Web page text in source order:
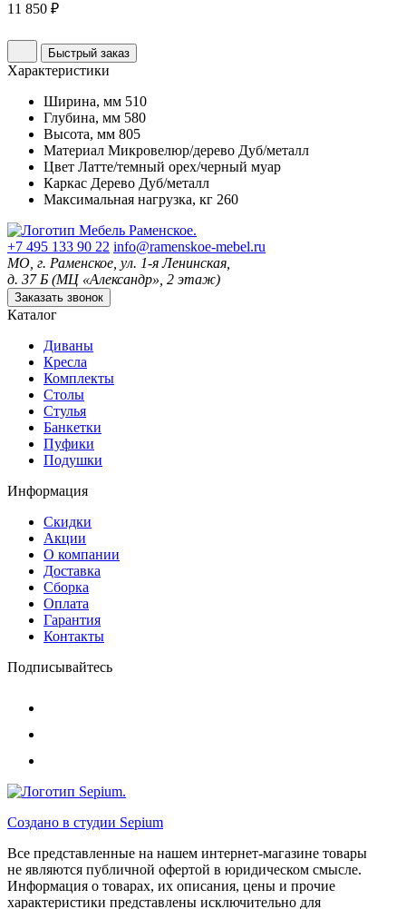
11 850 ₽
Быстрый заказ
Характеристики
Ширина, мм 510
Глубина, мм 580
Высота, мм 805
Материал Микровелюр/дерево Дуб/металл
Цвет Латте/темный орех/черный муар
Каркас Дерево Дуб/металл
Максимальная нагрузка, кг 260
+7 495 133 90 22 info@ramenskoe-mebel.ru
МО, г. Раменское, ул. 1-я Ленинская,
д. 37 Б (МЦ «Александр», 2 этаж)
Заказать звонок
Каталог
Диваны
Кресла
Комплекты
Столы
Стулья
Банкетки
Пуфики
Подушки
Информация
Скидки
Акции
О компании
Доставка
Сборка
Оплата
Гарантия
Контакты
Подписывайтесь
Создано в студии Sepium
Все представленные на нашем интернет-магазине товары
не являются публичной офертой в юридическом смысле.
Информация о товарах, их описания, цены и прочие
характеристики представлены исключительно для